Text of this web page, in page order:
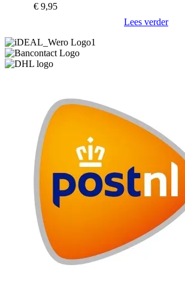
€ 9,95
Lees verder